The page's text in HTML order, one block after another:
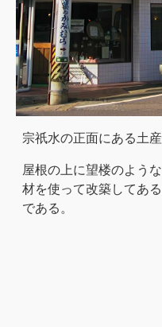
宗祇水の正面にある土産
屋根の上に望楼のよう
材を使って改築してあ
である。